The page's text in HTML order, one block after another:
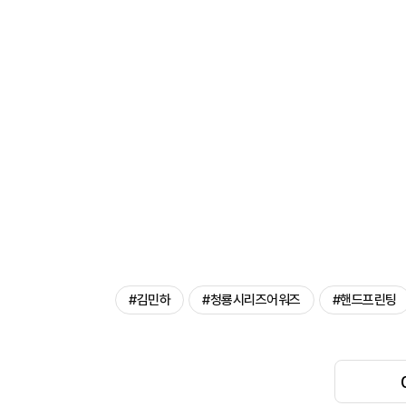
#김민하 #청룡시리즈어워즈 #핸드프린팅